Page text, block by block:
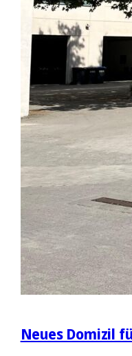
Neues Domizil